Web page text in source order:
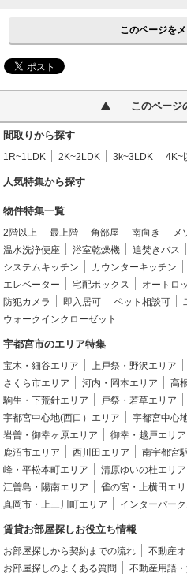
このページを
このページ
間取りから探す
1R~1LDK 2K~2LDK 3k~3LDK 4K~
人気特集から探す
物件特集一覧
2階以上 最上階 角部屋 南向き メ
温水洗浄便座
浴室乾燥機 追焚きバス
システムキッチン
カウンターキッチン
エレベーター
宅配ボックス オートロ
防犯カメラ
即入居可 ペット相談可
ウォークインクローゼット
宇都宮市のエリア特集
宝木・細谷エリア 上戸祭・野沢エリア
さくら市エリア
河内・岡本エリア
高
駒生・下荒針エリア
戸祭・若草エリア
宇都宮中心地(西口）エリア
宇都宮中心
岩曽・御幸ヶ原エリア
御幸・越戸エリア
鹿沼市エリア
西川田エリア 南宇都宮
峰・平松本町エリア
清原ゆいの杜エリア
江曽島・陽南エリア
雀の宮・上横田エ
真岡市・上三川町エリア
インターパー
賃貸お部屋探しお役立ち情報
お部屋探しから契約までの流れ
不動産
お部屋探しのよくある質問
不動産用語